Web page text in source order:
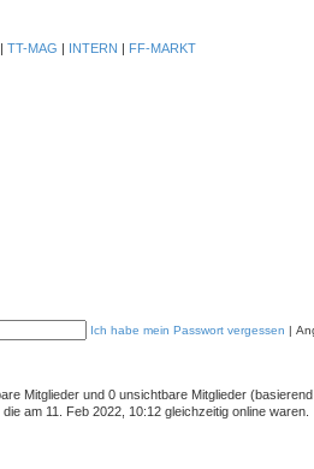
| TT-MAG | INTERN | FF-MARKT
Ich habe mein Passwort vergessen |
Mitglieder und 0 unsichtbare Mitglieder
am 11. Feb 2022, 10:12 gleichzeitig online waren.